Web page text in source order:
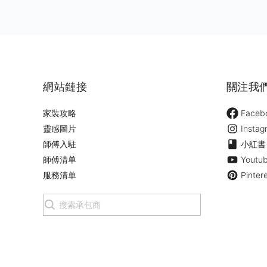
網站鏈接
家裝攻略
靈感圖片
師傅入駐
師傅清单
服務清单
關注我
小紅書